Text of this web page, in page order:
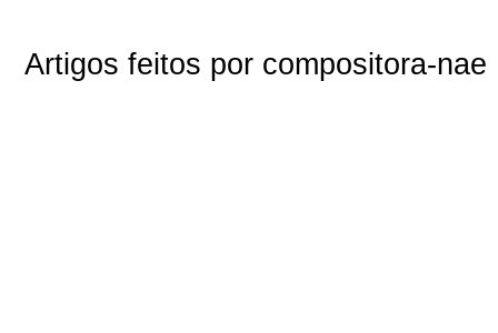
Artigos feitos por compositora-nae